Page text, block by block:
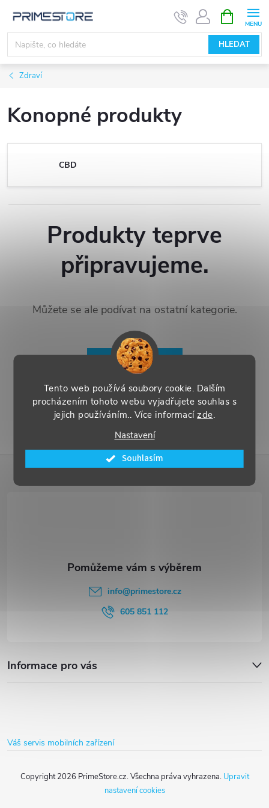
Tento web používá soubory cookie. Dalším
procházením tohoto webu vyjadřujete souhlas s
jejich používáním.. Více informacízde.
Nastavení
Souhlasím
obsah
HLEDAT
NÁKUPNÍ
KOŠÍK
Zdraví
Konopné produkty
CBD
Produkty teprve
připravujeme.
Můžete se ale podívat na ostatní kategorie.
ZPĚT DO OBCHODU
Informace pro vás
info@primestore.cz
605 851 112
Váš servis mobilních zařízení
Copyright 2026 PrimeStore.cz. Všechna práva vyhrazena. Upravit
nastavení cookies